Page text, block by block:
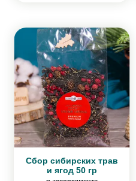
Сбор сибирских трав
и ягод 50 гр